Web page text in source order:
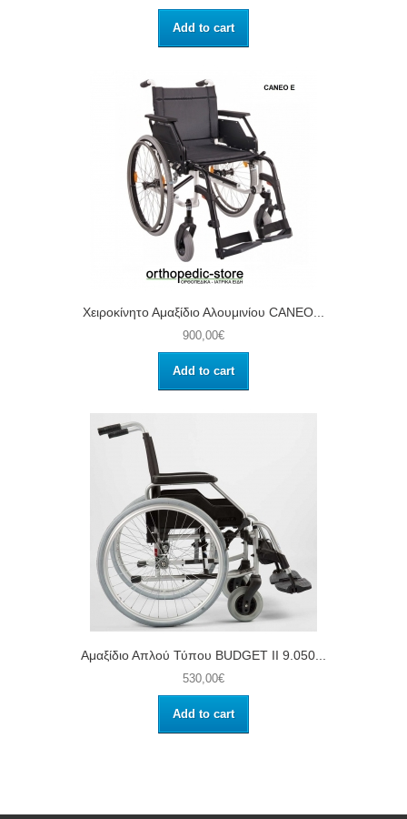
Add to cart
Χειροκίνητο Αμαξίδιο Αλουμινίου CANEO...
900,00€
Add to cart
Αμαξίδιο Απλού Τύπου BUDGET II 9.050...
530,00€
Add to cart